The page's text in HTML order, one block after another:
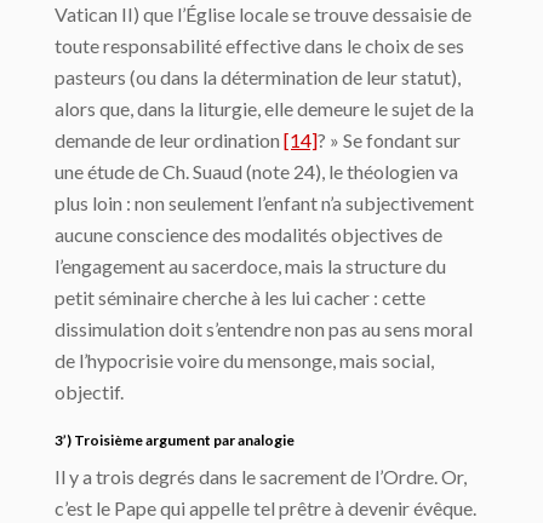
Vatican II) que l’Église locale se trouve dessaisie de
toute responsabilité effective dans le choix de ses
pasteurs (ou dans la détermination de leur statut),
alors que, dans la liturgie, elle demeure le sujet de la
demande de leur ordination [14]? » Se fondant sur
une étude de Ch. Suaud (note 24), le théologien va
plus loin : non seulement l’enfant n’a subjectivement
aucune conscience des modalités objectives de
l’engagement au sacerdoce, mais la structure du
petit séminaire cherche à les lui cacher : cette
dissimulation doit s’entendre non pas au sens moral
de l’hypocrisie voire du mensonge, mais social,
objectif.
3’) Troisième argument par analogie
Il y a trois degrés dans le sacrement de l’Ordre. Or,
c’est le Pape qui appelle tel prêtre à devenir évêque.